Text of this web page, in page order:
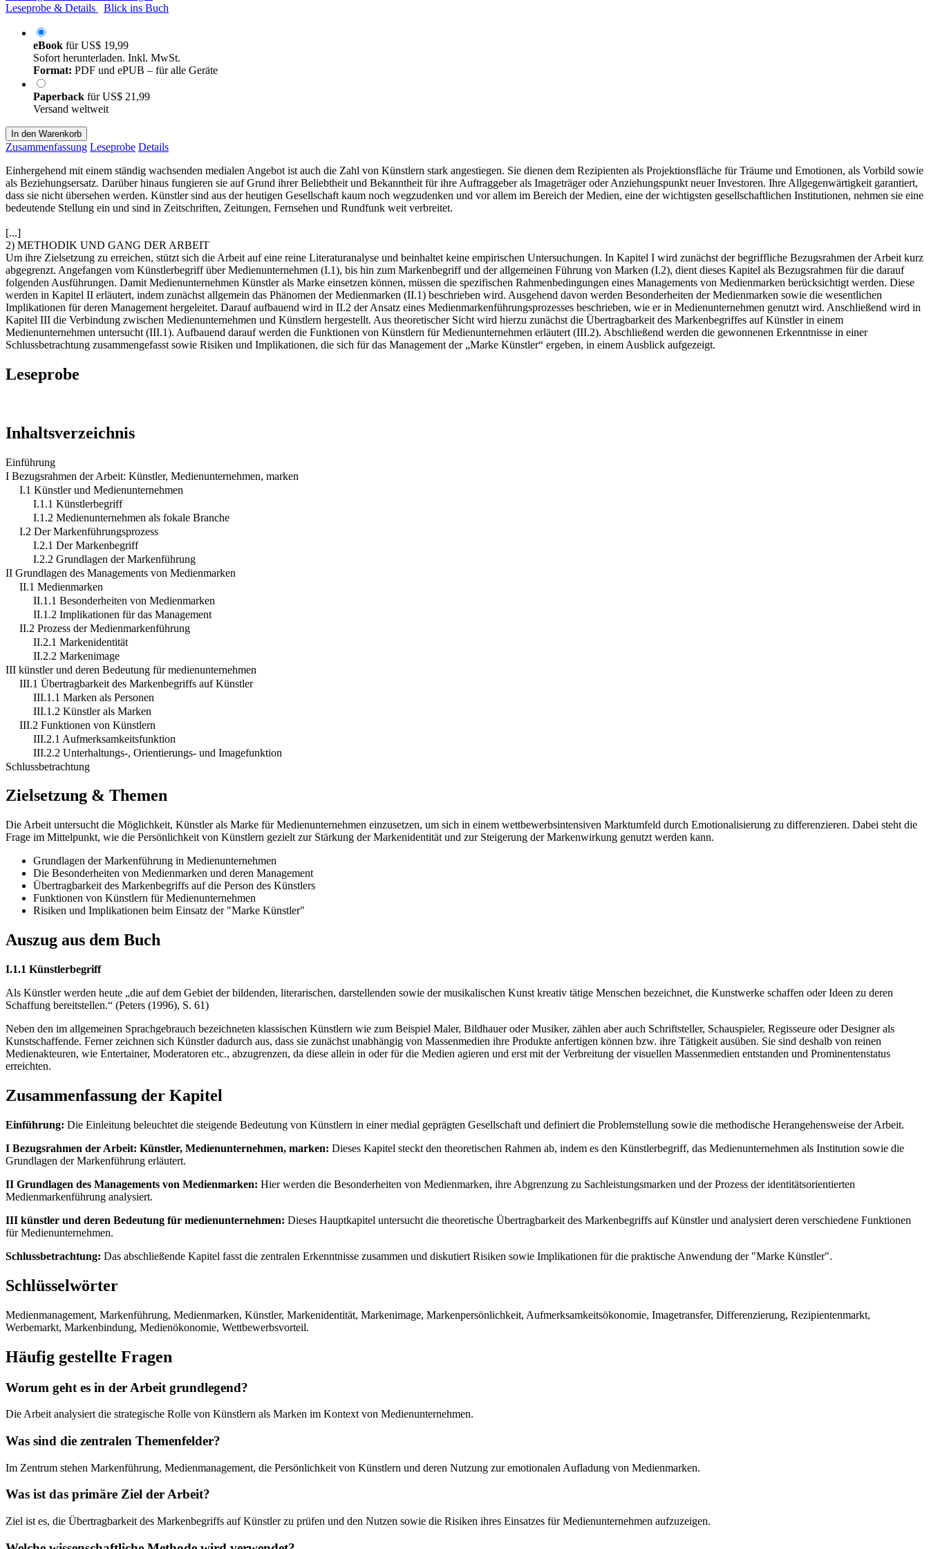
Leseprobe & Details
Blick ins Buch
eBook fürUS$ 19,99
Sofort herunterladen. Inkl. MwSt.
Format: PDF und ePUB – für alle Geräte
Paperback fürUS$ 21,99
Versand weltweit
In den Warenkorb
Zusammenfassung Leseprobe Details
Einhergehend mit einem ständig wachsenden medialen Angebot ist auch die Zahl von Künstlern stark angestiegen. Sie dienen dem Rezipienten als Projektionsfläche für Träume und Emotionen, als Vorbild sowie
als Beziehungsersatz. Darüber hinaus fungieren sie auf Grund ihrer Beliebtheit und Bekanntheit für ihre Auftraggeber als Imageträger oder Anziehungspunkt neuer Investoren. Ihre Allgegenwärtigkeit garantiert,
dass sie nicht übersehen werden. Künstler sind aus der heutigen Gesellschaft kaum noch wegzudenken und vor allem im Bereich der Medien, eine der wichtigsten gesellschaftlichen Institutionen, nehmen sie eine
bedeutende Stellung ein und sind in Zeitschriften, Zeitungen, Fernsehen und Rundfunk weit verbreitet.
[...]
2) METHODIK UND GANG DER ARBEIT
Um ihre Zielsetzung zu erreichen, stützt sich die Arbeit auf eine reine Literaturanalyse und beinhaltet keine empirischen Untersuchungen. In Kapitel I wird zunächst der begriffliche Bezugsrahmen der Arbeit kurz
abgegrenzt. Angefangen vom Künstlerbegriff über Medienunternehmen (I.1), bis hin zum Markenbegriff und der allgemeinen Führung von Marken (I.2), dient dieses Kapitel als Bezugsrahmen für die darauf
folgenden Ausführungen. Damit Medienunternehmen Künstler als Marke einsetzen können, müssen die spezifischen Rahmenbedingungen eines Managements von Medienmarken berücksichtigt werden. Diese
werden in Kapitel II erläutert, indem zunächst allgemein das Phänomen der Medienmarken (II.1) beschrieben wird. Ausgehend davon werden Besonderheiten der Medienmarken sowie die wesentlichen
Implikationen für deren Management hergeleitet. Darauf aufbauend wird in II.2 der Ansatz eines Medienmarkenführungsprozesses beschrieben, wie er in Medienunternehmen genutzt wird. Anschließend wird in
Kapitel III die Verbindung zwischen Medienunternehmen und Künstlern hergestellt. Aus theoretischer Sicht wird hierzu zunächst die Übertragbarkeit des Markenbegriffes auf Künstler in einem
Medienunternehmen untersucht (III.1). Aufbauend darauf werden die Funktionen von Künstlern für Medienunternehmen erläutert (III.2). Abschließend werden die gewonnenen Erkenntnisse in einer
Schlussbetrachtung zusammengefasst sowie Risiken und Implikationen, die sich für das Management der „Marke Künstler“ ergeben, in einem Ausblick aufgezeigt.
Leseprobe
Inhaltsverzeichnis
Einführung
I Bezugsrahmen der Arbeit: Künstler, Medienunternehmen, marken
I.1 Künstler und Medienunternehmen
I.1.1 Künstlerbegriff
I.1.2 Medienunternehmen als fokale Branche
I.2 Der Markenführungsprozess
I.2.1 Der Markenbegriff
I.2.2 Grundlagen der Markenführung
II Grundlagen des Managements von Medienmarken
II.1 Medienmarken
II.1.1 Besonderheiten von Medienmarken
II.1.2 Implikationen für das Management
II.2 Prozess der Medienmarkenführung
II.2.1 Markenidentität
II.2.2 Markenimage
III künstler und deren Bedeutung für medienunternehmen
III.1 Übertragbarkeit des Markenbegriffs auf Künstler
III.1.1 Marken als Personen
III.1.2 Künstler als Marken
III.2 Funktionen von Künstlern
III.2.1 Aufmerksamkeitsfunktion
III.2.2 Unterhaltungs-, Orientierungs- und Imagefunktion
Schlussbetrachtung
Zielsetzung & Themen
Die Arbeit untersucht die Möglichkeit, Künstler als Marke für Medienunternehmen einzusetzen, um sich in einem wettbewerbsintensiven Marktumfeld durch Emotionalisierung zu differenzieren. Dabei steht die
Frage im Mittelpunkt, wie die Persönlichkeit von Künstlern gezielt zur Stärkung der Markenidentität und zur Steigerung der Markenwirkung genutzt werden kann.
Grundlagen der Markenführung in Medienunternehmen
Die Besonderheiten von Medienmarken und deren Management
Übertragbarkeit des Markenbegriffs auf die Person des Künstlers
Funktionen von Künstlern für Medienunternehmen
Risiken und Implikationen beim Einsatz der "Marke Künstler"
Auszug aus dem Buch
I.1.1 Künstlerbegriff
Als Künstler werden heute „die auf dem Gebiet der bildenden, literarischen, darstellenden sowie der musikalischen Kunst kreativ tätige Menschen bezeichnet, die Kunstwerke schaffen oder Ideen zu deren
Schaffung bereitstellen.“ (Peters (1996), S. 61)
Neben den im allgemeinen Sprachgebrauch bezeichneten klassischen Künstlern wie zum Beispiel Maler, Bildhauer oder Musiker, zählen aber auch Schriftsteller, Schauspieler, Regisseure oder Designer als
Kunstschaffende. Ferner zeichnen sich Künstler dadurch aus, dass sie zunächst unabhängig von Massenmedien ihre Produkte anfertigen können bzw. ihre Tätigkeit ausüben. Sie sind deshalb von reinen
Medienakteuren, wie Entertainer, Moderatoren etc., abzugrenzen, da diese allein in oder für die Medien agieren und erst mit der Verbreitung der visuellen Massenmedien entstanden und Prominentenstatus
erreichten.
Zusammenfassung der Kapitel
Einführung: Die Einleitung beleuchtet die steigende Bedeutung von Künstlern in einer medial geprägten Gesellschaft und definiert die Problemstellung sowie die methodische Herangehensweise der Arbeit.
I Bezugsrahmen der Arbeit: Künstler, Medienunternehmen, marken: Dieses Kapitel steckt den theoretischen Rahmen ab, indem es den Künstlerbegriff, das Medienunternehmen als Institution sowie die
Grundlagen der Markenführung erläutert.
II Grundlagen des Managements von Medienmarken: Hier werden die Besonderheiten von Medienmarken, ihre Abgrenzung zu Sachleistungsmarken und der Prozess der identitätsorientierten
Medienmarkenführung analysiert.
III künstler und deren Bedeutung für medienunternehmen: Dieses Hauptkapitel untersucht die theoretische Übertragbarkeit des Markenbegriffs auf Künstler und analysiert deren verschiedene Funktionen
für Medienunternehmen.
Schlussbetrachtung: Das abschließende Kapitel fasst die zentralen Erkenntnisse zusammen und diskutiert Risiken sowie Implikationen für die praktische Anwendung der "Marke Künstler".
Schlüsselwörter
Medienmanagement, Markenführung, Medienmarken, Künstler, Markenidentität, Markenimage, Markenpersönlichkeit, Aufmerksamkeitsökonomie, Imagetransfer, Differenzierung, Rezipientenmarkt,
Werbemarkt, Markenbindung, Medienökonomie, Wettbewerbsvorteil.
Häufig gestellte Fragen
Worum geht es in der Arbeit grundlegend?
Die Arbeit analysiert die strategische Rolle von Künstlern als Marken im Kontext von Medienunternehmen.
Was sind die zentralen Themenfelder?
Im Zentrum stehen Markenführung, Medienmanagement, die Persönlichkeit von Künstlern und deren Nutzung zur emotionalen Aufladung von Medienmarken.
Was ist das primäre Ziel der Arbeit?
Ziel ist es, die Übertragbarkeit des Markenbegriffs auf Künstler zu prüfen und den Nutzen sowie die Risiken ihres Einsatzes für Medienunternehmen aufzuzeigen.